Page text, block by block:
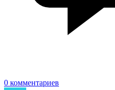
0 комментариев